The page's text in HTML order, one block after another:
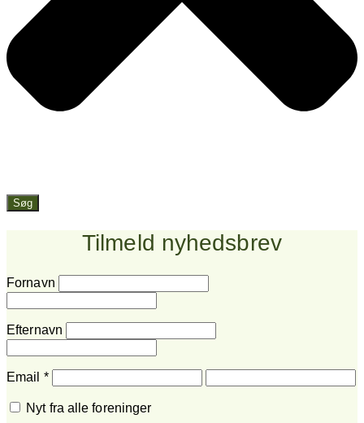
Søg
Tilmeld nyhedsbrev
Fornavn
Efternavn
Email *
Nyt fra alle foreninger